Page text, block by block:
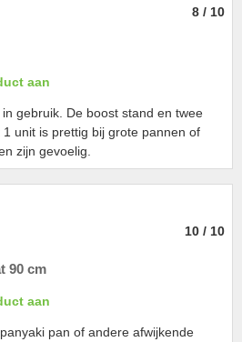
8 / 10
aan
gebruik. De boost stand en twee
unit is prettig bij grote pannen of
zijn gevoelig.
10 / 10
90 cm
aan
pan of andere afwijkende